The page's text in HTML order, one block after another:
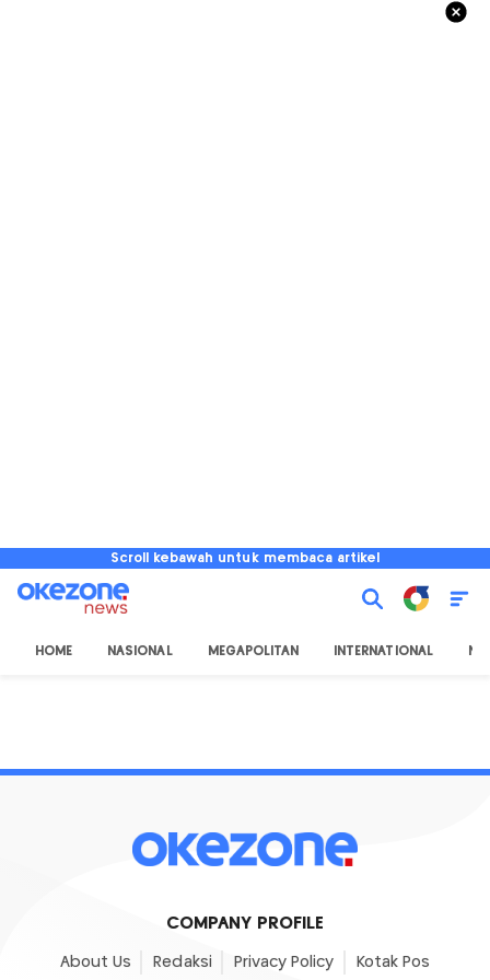
Scroll kebawah untuk membaca artikel
HOME NASIONAL MEGAPOLITAN INTERNATIONAL
COMPANY PROFILE
About Us Redaksi Privacy Policy Kotak Pos